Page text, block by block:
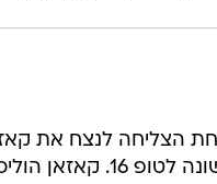
הצליחה לנצח את
בפעם השלישית העונה, ועוד בקרב על כל הקופה שהעלה אותה לראשונה לטופ 16.